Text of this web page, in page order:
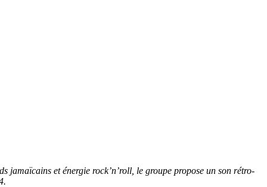
jamaïcains et énergie rock’n’roll, le groupe propose un son rétro-